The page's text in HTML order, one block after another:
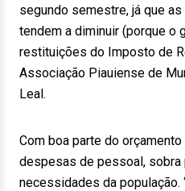
segundo semestre, já que
tendem a diminuir (porque o
restituições do Imposto de
Associação Piauiense de
Leal.
Com boa parte do
despesas de pessoal, sobra
necessidades da